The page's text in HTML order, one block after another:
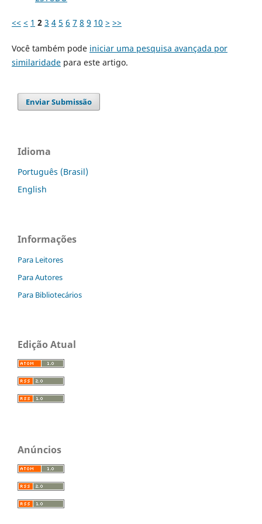
<< < 1 2 3 4 5 6 7 8 9 10 > >>
Você também pode iniciar uma pesquisa avançada por
similaridadepara este artigo.
Enviar Submissão
Idioma
Português (Brasil)
English
Informações
Para Leitores
Para Autores
Para Bibliotecários
Edição Atual
Anúncios